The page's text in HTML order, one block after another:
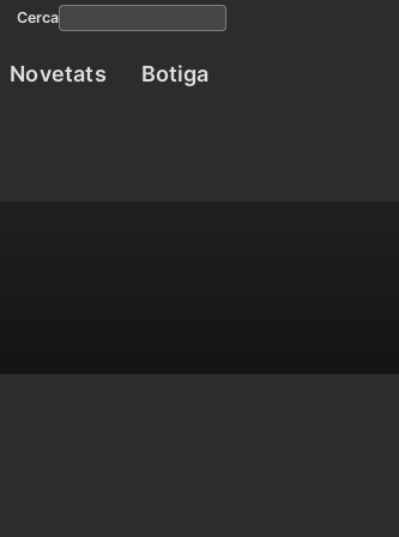
Cerca
Novetats Botiga